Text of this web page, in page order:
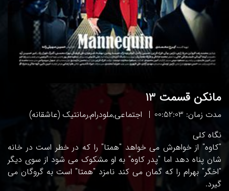
مانکن قسمت 13
مدت زمان: 00:52:03 اجتماعی,ملودرام,رمانتیک (عاشقانه)
نگاه کلی
"کاوه" از خواهرش می خواهد "همتا" را که در خطر است در خانه
شان پناه دهد اما "پدر کاوه" به او مشکوک می شود از سوی دیگر
"اخگر" بهرام را که گمان می کند نامزد "همتا" است به گروگان می
گیرد.